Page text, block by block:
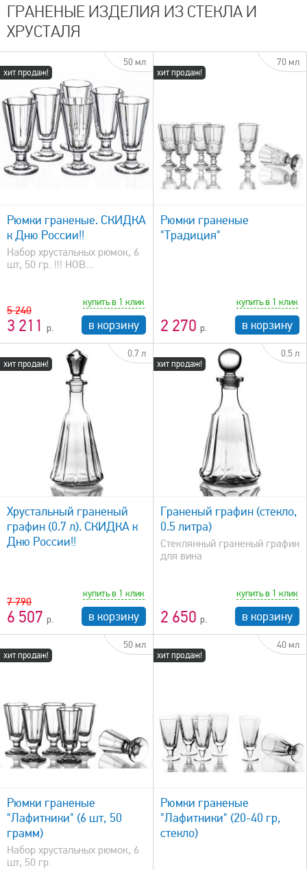
ГРАНЕНЫЕ ИЗДЕЛИЯ ИЗ СТЕКЛА И
ХРУСТАЛЯ
хит продаж!
50 мл
Рюмки граненые. СКИДКА
к Дню России!!
Набор хрустальных рюмок, 6
шт, 50 гр. !!! НОВ...
5 240
3 211
купить в 1 клик
в корзину
хит продаж!
70 мл
Рюмки граненые
"Традиция"
2 270
купить в 1 клик
в корзину
хит продаж!
0.7 л
Хрустальный граненый
графин (0.7 л). СКИДКА к
Дню России!!
7 790
6 507
купить в 1 клик
в корзину
хит продаж!
0.5 л
быстрый просмотр
Граненый графин (стекло,
0.5 литра)
Стеклянный граненый графин
для вина
2 650
купить в 1 клик
в корзину
хит продаж!
50 мл
Рюмки граненые
"Лафитники" (6 шт, 50
грамм)
Набор хрустальных рюмок, 6
шт, 50 гр.
хит продаж!
40 мл
Рюмки граненые
"Лафитники" (20-40 гр,
стекло)